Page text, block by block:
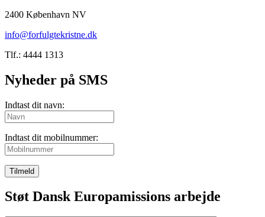
2400 København NV
info@forfulgtekristne.dk
Tlf.: 4444 1313
Nyheder på SMS
Indtast dit navn:
Indtast dit mobilnummer:
Tilmeld
Støt Dansk Europamissions arbejde